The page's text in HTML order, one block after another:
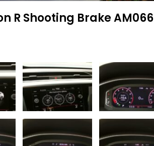
R Shooting Brake AM066